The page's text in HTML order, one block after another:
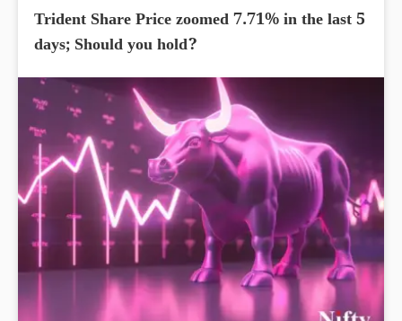
Trident Share Price zoomed 7.71% in the last 5
days; Should you hold?